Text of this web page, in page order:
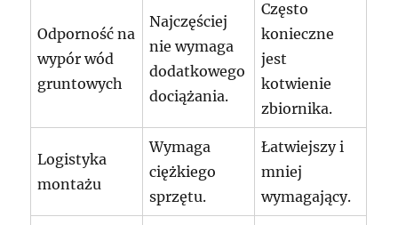
Odporność na
wypór wód
gruntowych
Najczęściej
nie wymaga
dodatkowego
dociążania.
Często
konieczne
jest
kotwienie
zbiornika.
Logistyka
montażu
Wymaga
ciężkiego
sprzętu.
Łatwiejszy i
mniej
wymagający.